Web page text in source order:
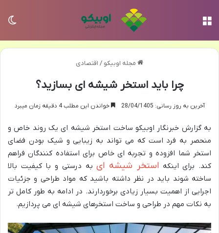
مجله اوبیکو / اقتصادی
چرا باید استخر شیشه ای بسازید؟
آخرین به روز رسانی: 28/04/1405 خواندن این مطلب 4 دقیقه زمان میبرد
به گزارش خبرنگار اوبیکو ساخت استخر شیشه ای یک روند خاص و
منحصر به فرد است که می تواند به زیبایی و شیک بودن فضای
استخر شما افزوده و تجربه ای خاص برای استفاده کنندگان فراهم
کند. برای اینکه استخر شیشه ایبه درستی و با کیفیت بالا
ساخته شوند باید در نظر داشته باشید که مواد طراحی و جزئیات
اجرایی از اهمیت بسیار زیادی برخوردارند. در ادامه به طور کامل تر
به نکات مهم در طراحی و ساخت استخرهای شیشه ای می پردازیم.